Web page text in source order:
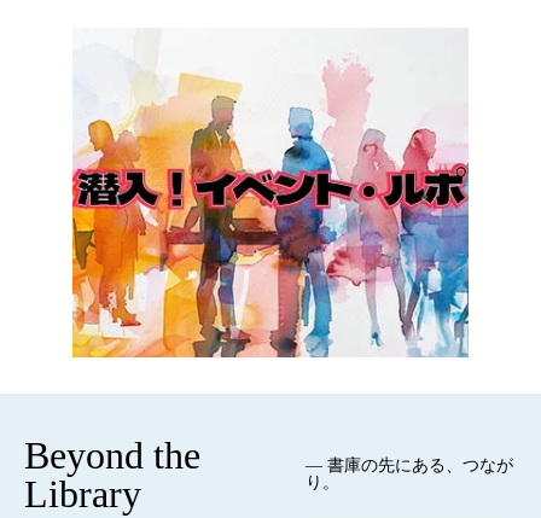
Beyond the
Library
— 書庫の先にある、つなが
り。